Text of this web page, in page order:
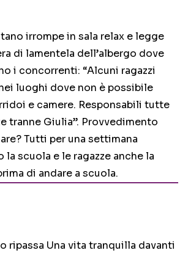
irrompe in sala relax e legge
di lamentela dell’albergo dove
i concorrenti: “Alcuni ragazzi
luoghi dove non è possibile
e camere. Responsabili tutte
tranne Giulia”. Provvedimento
Tutti per una settimana
la scuola e le ragazze anche la
di andare a scuola.
ripassa Una vita tranquilla davanti